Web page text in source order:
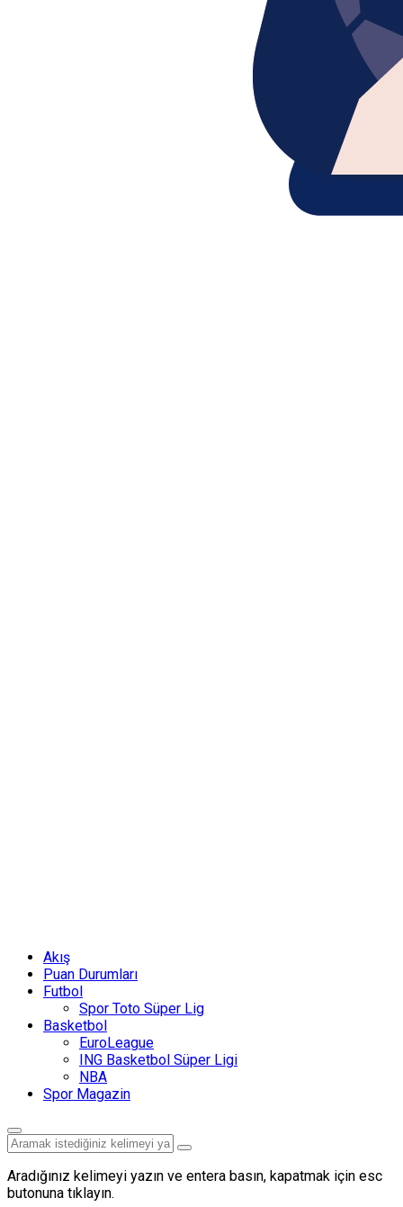
Akış
Puan Durumları
Futbol
Spor Toto Süper Lig
Basketbol
EuroLeague
ING Basketbol Süper Ligi
NBA
Spor Magazin
Aradığınız kelimeyi yazın ve entera basın, kapatmak için esc
butonuna tıklayın.